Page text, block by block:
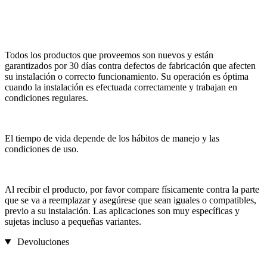
Todos los productos que proveemos son nuevos y están
garantizados por 30 días contra defectos de fabricación que afecten
su instalación o correcto funcionamiento. Su operación es óptima
cuando la instalación es efectuada correctamente y trabajan en
condiciones regulares.
El tiempo de vida depende de los hábitos de manejo y las
condiciones de uso.
Al recibir el producto, por favor compare físicamente contra la parte
que se va a reemplazar y asegúrese que sean iguales o compatibles,
previo a su instalación. Las aplicaciones son muy específicas y
sujetas incluso a pequeñas variantes.
Devoluciones